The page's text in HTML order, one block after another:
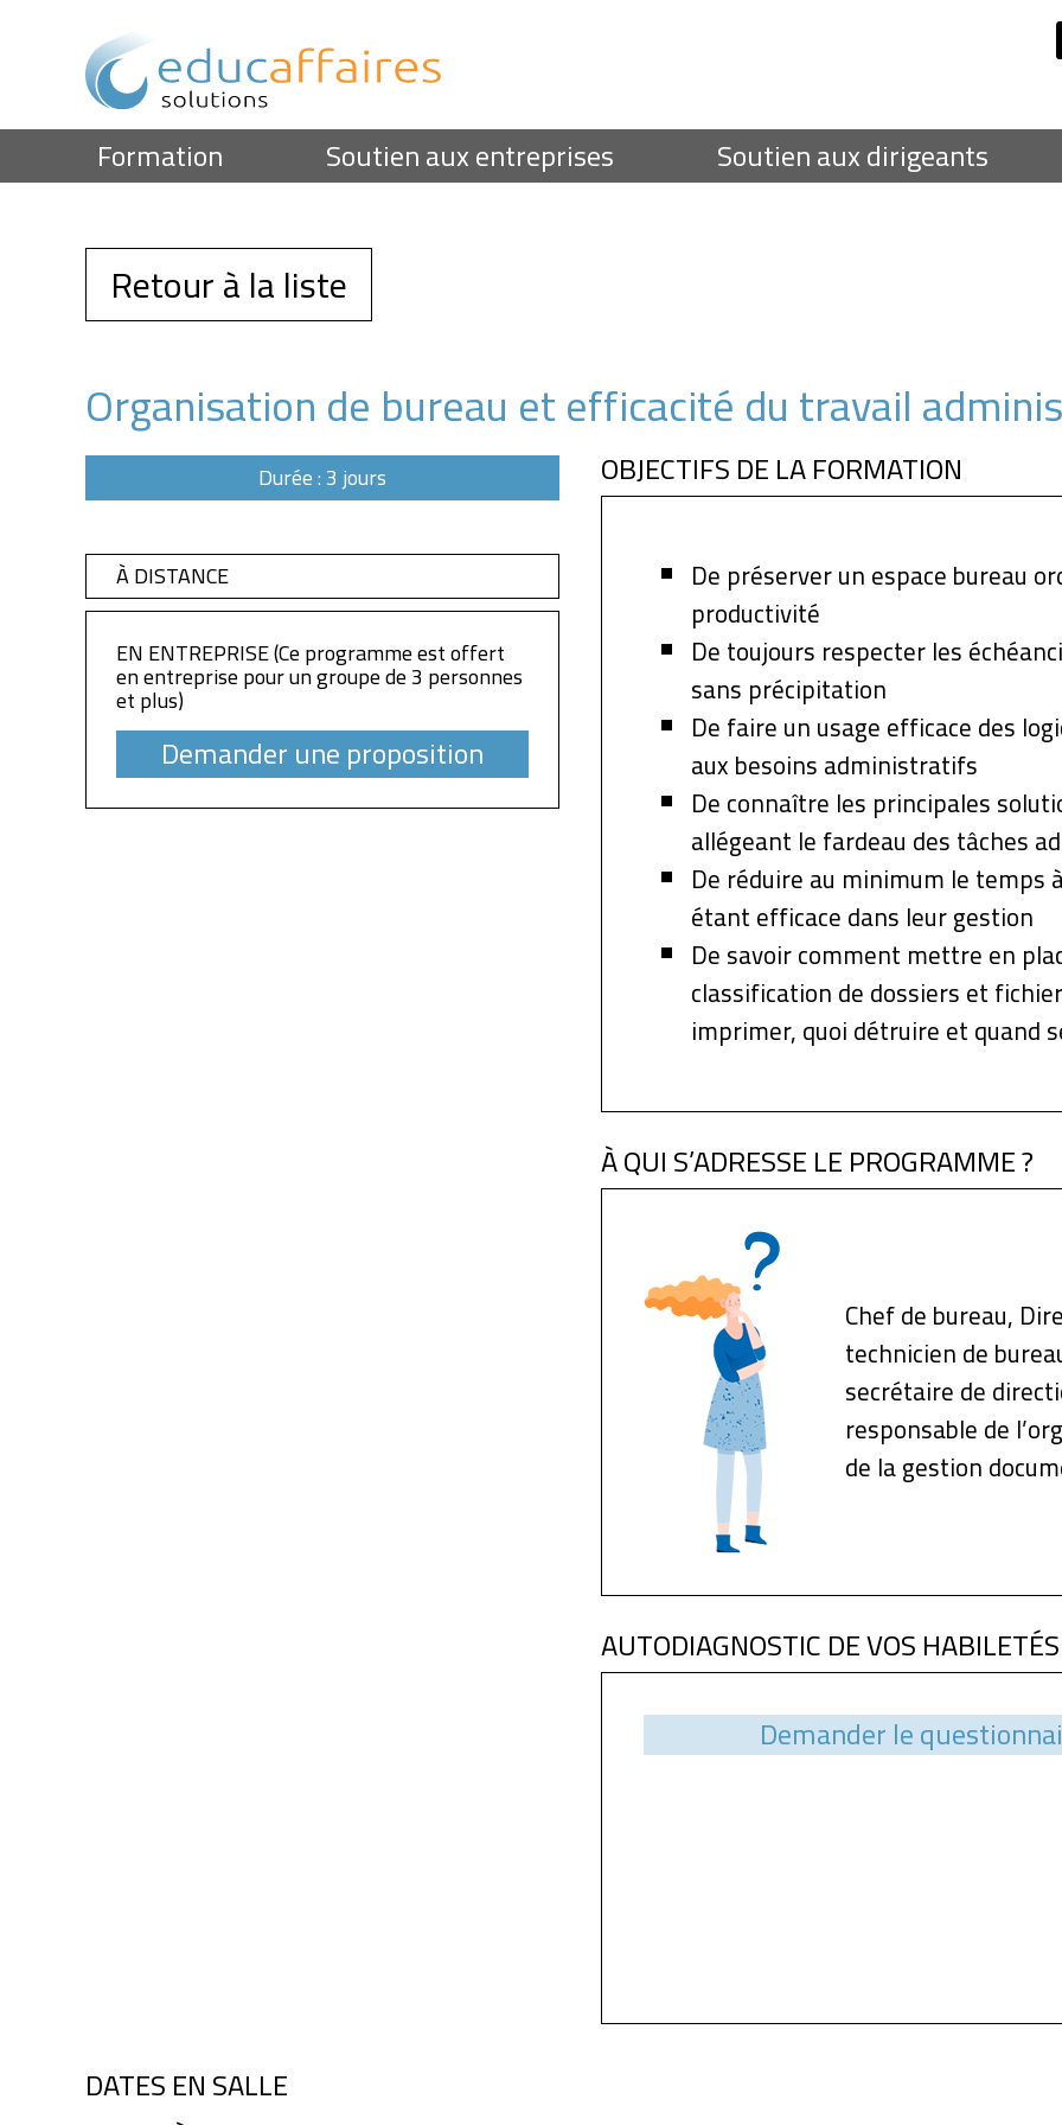
Formation Soutien aux entreprises Soutien aux dirigeants
Retour à la liste
Organisation de bureau et efficacité du travail
Durée : 3 jours
À DISTANCE
EN ENTREPRISE (Ce programme est offert
en entreprise pour un groupe de 3 personnes
et plus)
Demander une proposition
OBJECTIFS DE LA FORMATION
De préserver un espace bureau
productivité
De toujours respecter les
sans précipitation
De faire un usage efficace des
aux besoins administratifs
De connaître les principales
allégeant le fardeau des tâches
De réduire au minimum le temps
étant efficace dans leur gestion
De savoir comment mettre en
classification de dossiers et
imprimer, quoi détruire et quand
À QUI S’ADRESSE LE PROGRAMME ?
Chef de bureau,
technicien de
secrétaire de
responsable de
de la gestion
AUTODIAGNOSTIC DE VOS HABILETÉS
Demander le
DATES EN SALLE